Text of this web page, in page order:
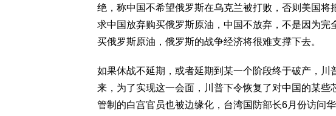
绝，称中国不希望俄罗斯在乌克兰被打败，否则美国
求中国放弃购买俄罗斯原油，中国不放弃，不是因为
买俄罗斯原油，俄罗斯的战争经济将很难支撑下去。
如果休战不延期，或者延期到某一个阶段终于破产，川
来，为了实现这一会面，川普下令恢复了对中国的某
管制的白宫官员也被边缘化，台湾国防部长6月份访问